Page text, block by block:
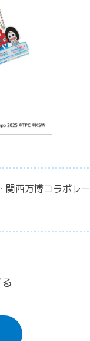
関西万博コラボレー